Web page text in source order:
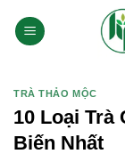
qua
TRÀ THẢO MỘC
10 Loại Trà
Biến Nhất